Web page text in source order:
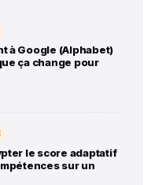
à Google (Alphabet)
ça change pour
le score adaptatif
sur un